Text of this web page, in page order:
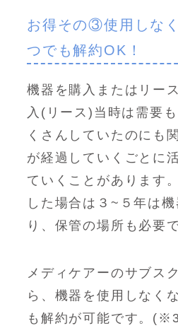
お得その③使用しな
つでも解約OK！
機器を購入またはリー
入(リース)当時は需要
くさんしていたのにも
が経過していくごとに
ていくことがあります
した場合は３~５年は
り、保管の場所も必要で
メディケアーのサブス
ら、機器を使用しなく
も解約が可能です。